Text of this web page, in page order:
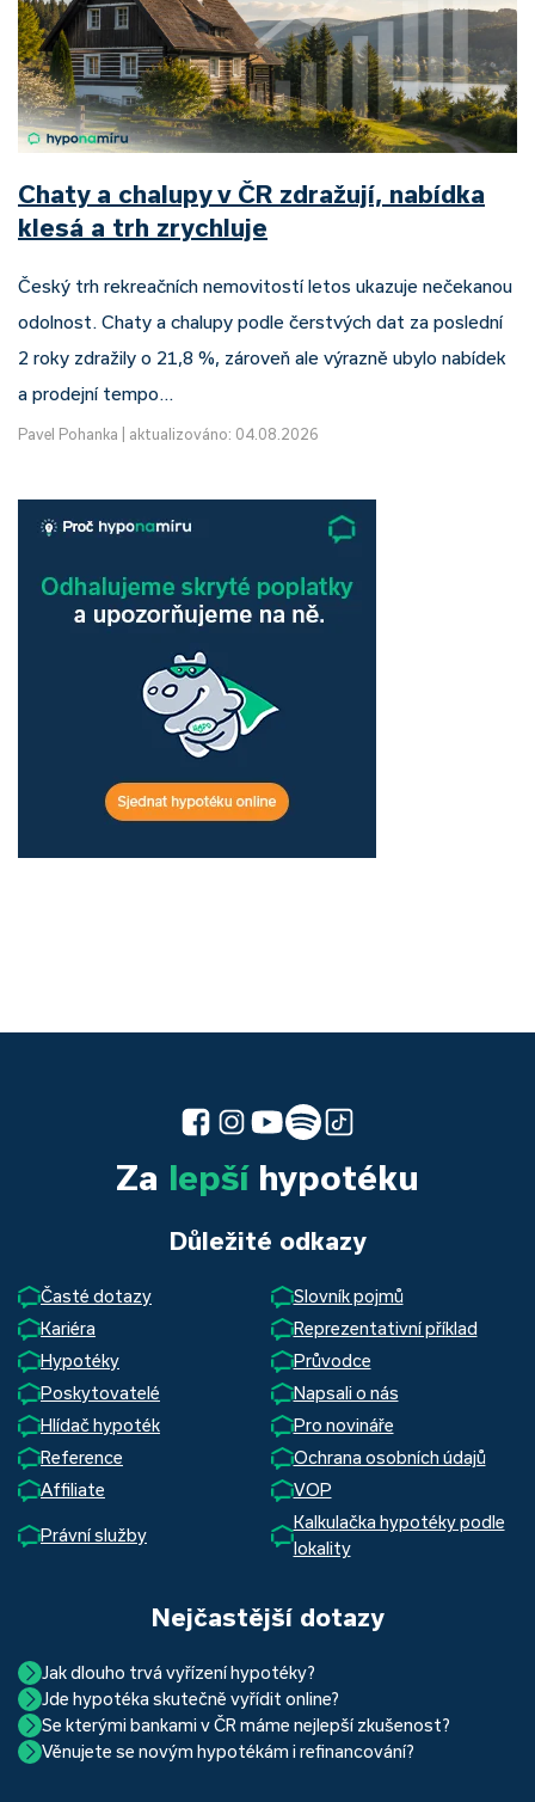
Chaty a chalupy v ČR zdražují, nabídka
klesá a trh zrychluje
Český trh rekreačních nemovitostí letos ukazuje nečekanou
odolnost. Chaty a chalupy podle čerstvých dat za poslední
2 roky zdražily o 21,8 %, zároveň ale výrazně ubylo nabídek
a prodejní tempo…
Pavel Pohanka aktualizováno: 04.08.2026
Za lepšíhypotéku
Důležité odkazy
Časté dotazy
Slovník pojmů
Kariéra
Reprezentativní příklad
Hypotéky
Průvodce
Poskytovatelé
Napsali o nás
Hlídač hypoték
Pro novináře
Reference
Ochrana osobních údajů
Affiliate
VOP
Právní služby
Kalkulačka hypotéky podle
lokality
Nejčastější dotazy
Jak dlouho trvá vyřízení hypotéky?
Hypotéka se dá zvládnout za měsíc i za tři. Nejčastěji její
uzavření trvá okolo 2 měsíců. Důvodem je především
schvalovací proces na straně bank. Existuje však řada cest,
Jde hypotéka skutečně vyřídit online?
Ano, skutečně jde. Díky moderním technologiím, které
používáme, již do banky při vyřizování hypotéky skutečně
Se kterými bankami v ČR máme nejlepší zkušenost?
Nejvíce proklientská je určitě Hypoteční banka. Svou
Věnujete se novým hypotékám i refinancování?